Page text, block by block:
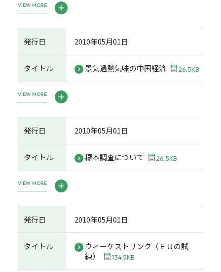
VIEW MORE
発行日 2010年05月01日
タイトル 景気過熱気味の中国経済 26.5KB
VIEW MORE
発行日 2010年05月01日
タイトル 標本調査について 26.5KB
VIEW MORE
発行日 2010年05月01日
タイトル
ウィーケストリンク（ＥＵの試
練）
134.5KB